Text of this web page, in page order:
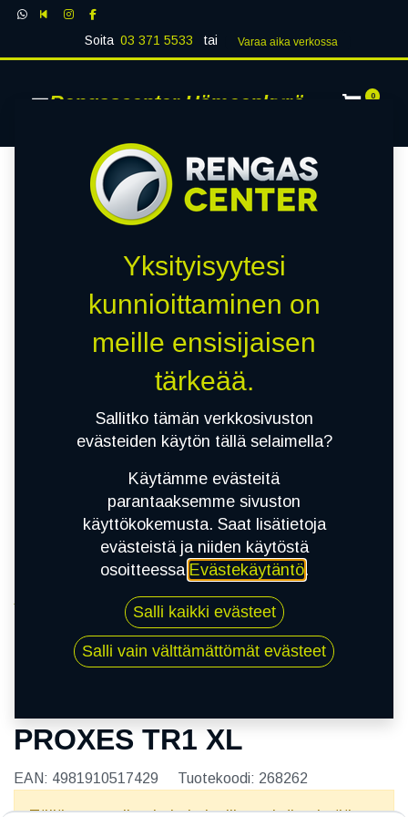
Soita 03 371 5533 tai Varaa aika verk​​​​ossa
Rengascenter Hämeenkyrö 0
195/45R16 84W TOYO PROXES TR1 XL
PROXES TR1 XL
EAN: 4981910517429 Tuotekoodi: 268262
Yksityisyytesi
kunnioittaminen on
meille ensisijaisen
tärkeää.
Sallitko tämän verkkosivuston
evästeiden käytön tällä selaimella?
Käytämme evästeitä
parantaaksemme sivuston
käyttökokemusta. Saat lisätietoja
evästeistä ja niiden käytöstä
osoitteessa Evästekäytäntö.
Salli kaikki evästeet
Salli vain välttämättömät evästeet